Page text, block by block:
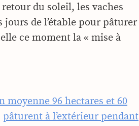
du soleil, les vaches
de l’étable pour pâturer
ce moment la « mise à
96 hectares et 60
pâturent à l’extérieur pendant